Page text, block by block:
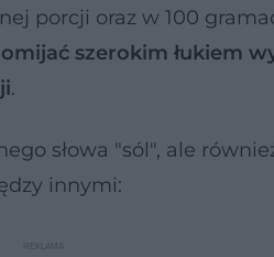
porcji oraz w 100
szerokim łukiem
.
słowa "sól", ale
innymi: